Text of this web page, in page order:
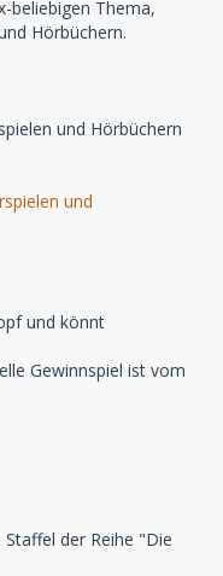
beliebigen Thema,
Hörbüchern.
und Hörbüchern
und
und könnt
Gewinnspiel ist vom
der Reihe "Die